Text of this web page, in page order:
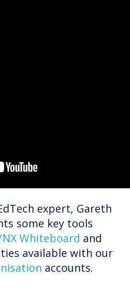
expert, Gareth
some key tools
Whiteboard and
available with our
accounts.